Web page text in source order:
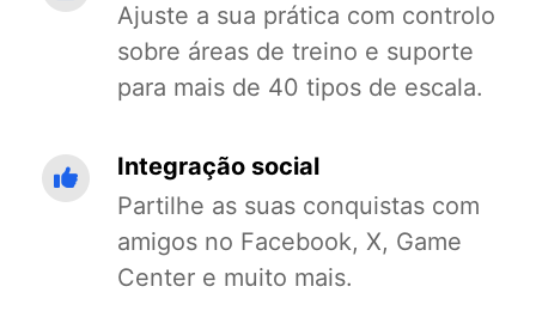
Ajuste a sua prática com controlo
sobre áreas de treino e suporte
para mais de 40 tipos de escala.
Integração social
Partilhe as suas conquistas com
amigos no Facebook, X, Game
Center e muito mais.